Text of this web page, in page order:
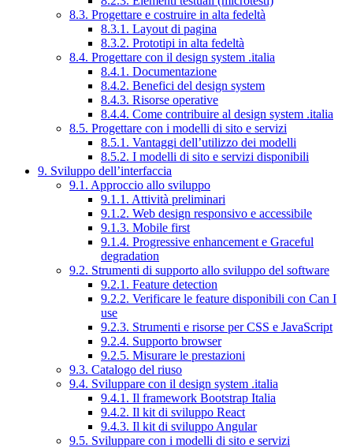
8.3. Progettare e costruire in alta fedeltà
8.3.1. Layout di pagina
8.3.2. Prototipi in alta fedeltà
8.4. Progettare con il design system .italia
8.4.1. Documentazione
8.4.2. Benefici del design system
8.4.3. Risorse operative
8.4.4. Come contribuire al design system .italia
8.5. Progettare con i modelli di sito e servizi
8.5.1. Vantaggi dell’utilizzo dei modelli
8.5.2. I modelli di sito e servizi disponibili
9. Sviluppo dell’interfaccia
9.1. Approccio allo sviluppo
9.1.1. Attività preliminari
9.1.2. Web design responsivo e accessibile
9.1.3. Mobile first
9.1.4. Progressive enhancement e Graceful
degradation
9.2. Strumenti di supporto allo sviluppo del software
9.2.1. Feature detection
9.2.2. Verificare le feature disponibili con Can I
use
9.2.3. Strumenti e risorse per CSS e JavaScript
9.2.4. Supporto browser
9.2.5. Misurare le prestazioni
9.3. Catalogo del riuso
9.4. Sviluppare con il design system .italia
9.4.1. Il framework Bootstrap Italia
9.4.2. Il kit di sviluppo React
9.4.3. Il kit di sviluppo Angular
9.5. Sviluppare con i modelli di sito e servizi